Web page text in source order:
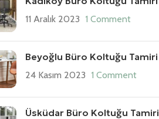
11 Aralık 2023 1 Comment
Beyoğlu Büro Koltuğu Tamiri
24 Kasım 2023 1 Comment
Üsküdar Büro Koltuğu Tamiri